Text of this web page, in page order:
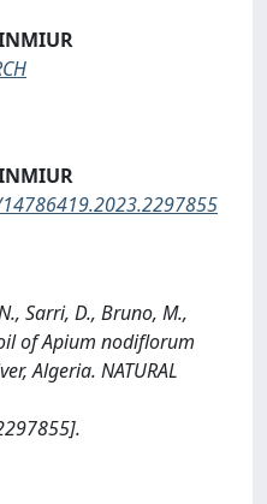
Sarri, D., Bruno, M.,
of Apium nodiflorum
Algeria. NATURAL